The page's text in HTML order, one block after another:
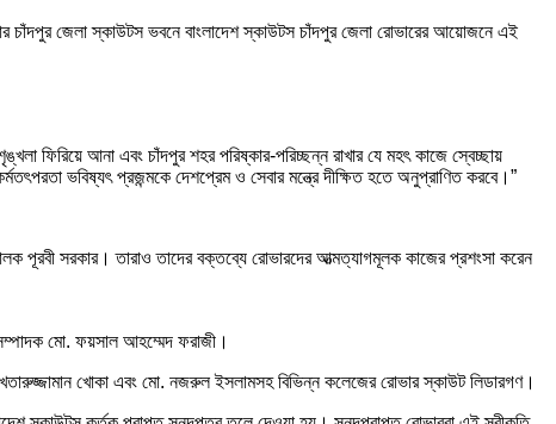
চাঁদপুর জেলা স্কাউটস ভবনে বাংলাদেশ স্কাউটস চাঁদপুর জেলা রোভারের আয়োজনে এই
ফিরিয়ে আনা এবং চাঁদপুর শহর পরিষ্কার-পরিচ্ছন্ন রাখার যে মহৎ কাজে স্বেচ্ছায়
ভবিষ্যৎ প্রজন্মকে দেশপ্রেম ও সেবার মন্ত্রে দীক্ষিত হতে অনুপ্রাণিত করবে।”
পূরবী সরকার। তারাও তাদের বক্তব্যে রোভারদের আত্মত্যাগমূলক কাজের প্রশংসা করেন
মো. ফয়সাল আহম্মেদ ফরাজী।
খোকা এবং মো. নজরুল ইসলামসহ বিভিন্ন কলেজের রোভার স্কাউট লিডারগণ।